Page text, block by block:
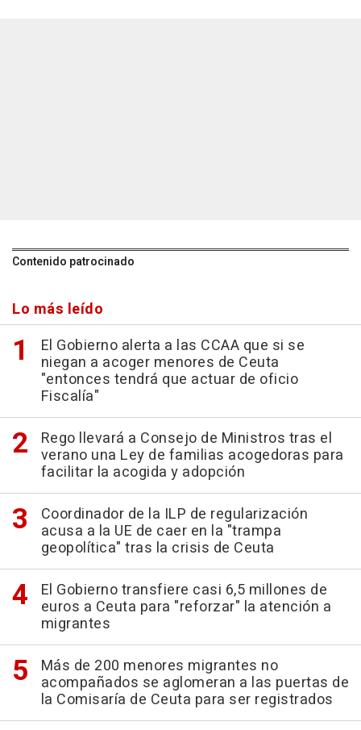
Contenido patrocinado
Lo más leído
El Gobierno alerta a las CCAA que si se
niegan a acoger menores de Ceuta
"entonces tendrá que actuar de oficio
Fiscalía"
Rego llevará a Consejo de Ministros tras el
verano una Ley de familias acogedoras para
facilitar la acogida y adopción
Coordinador de la ILP de regularización
acusa a la UE de caer en la "trampa
geopolítica" tras la crisis de Ceuta
El Gobierno transfiere casi 6,5 millones de
euros a Ceuta para "reforzar" la atención a
migrantes
Más de 200 menores migrantes no
acompañados se aglomeran a las puertas de
la Comisaría de Ceuta para ser registrados